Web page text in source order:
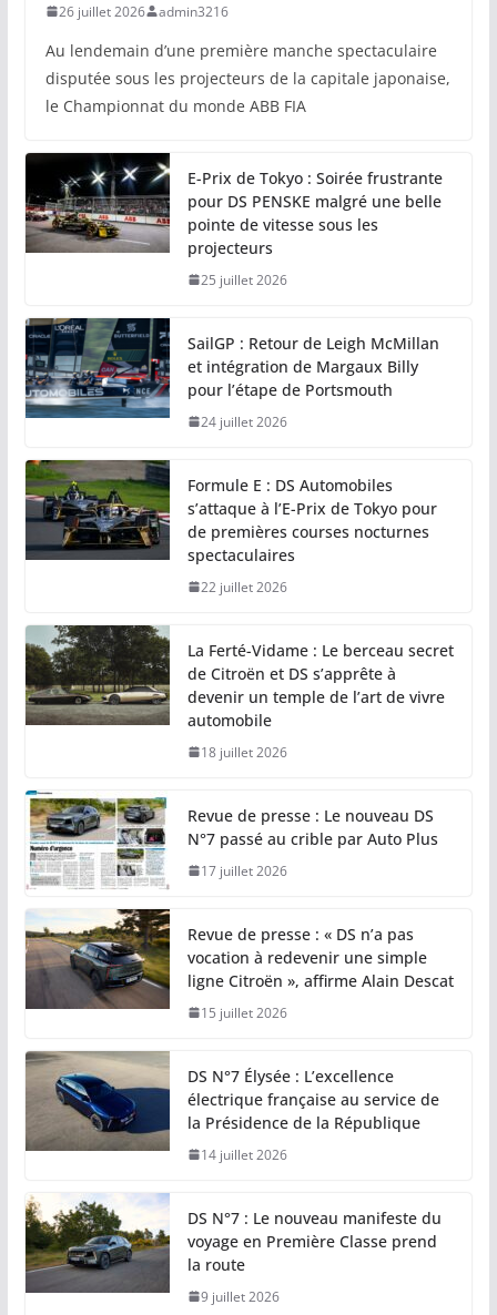
26 juillet 2026 admin3216
Au lendemain d’une première manche spectaculaire
disputée sous les projecteurs de la capitale japonaise,
le Championnat du monde ABB FIA
E-Prix de Tokyo : Soirée frustrante
pour DS PENSKE malgré une belle
pointe de vitesse sous les
projecteurs
25 juillet 2026
SailGP : Retour de Leigh McMillan
et intégration de Margaux Billy
pour l’étape de Portsmouth
24 juillet 2026
Formule E : DS Automobiles
s’attaque à l’E-Prix de Tokyo pour
de premières courses nocturnes
spectaculaires
22 juillet 2026
La Ferté-Vidame : Le berceau secret
de Citroën et DS s’apprête à
devenir un temple de l’art de vivre
automobile
18 juillet 2026
Revue de presse : Le nouveau DS
N°7 passé au crible par Auto Plus
17 juillet 2026
Revue de presse : « DS n’a pas
vocation à redevenir une simple
ligne Citroën », affirme Alain Descat
15 juillet 2026
DS N°7 Élysée : L’excellence
électrique française au service de
la Présidence de la République
14 juillet 2026
DS N°7 : Le nouveau manifeste du
voyage en Première Classe prend
la route
9 juillet 2026